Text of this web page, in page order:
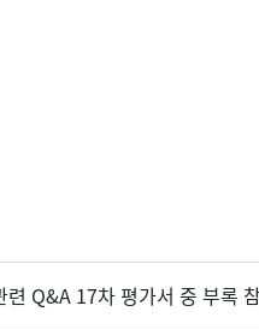
련 Q&A 17차 평가서 중 부록